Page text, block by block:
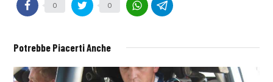
0 0
Potrebbe Piacerti Anche